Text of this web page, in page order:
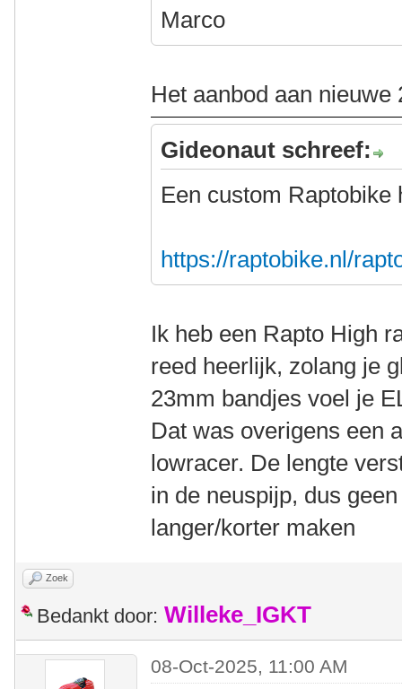
Marco
Het aanbod aan
Gideonaut schreef:
Een custom Raptobike
https://raptobike.nl/
Ik heb een Rapto High
reed heerlijk, zolang je
23mm bandjes voel je
Dat was overigens een
lowracer. De lengte
in de neuspijp, dus
langer/korter maken
Zoek
Bedankt door: Willeke_IGKT
08-Oct-2025, 11:00 AM